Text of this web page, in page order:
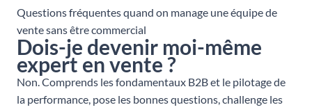
Questions fréquentes quand on manage une équipe de
vente sans être commercial
Dois-je devenir moi-même
expert en vente ?
Non. Comprends les fondamentaux B2B et le pilotage de
la performance, pose les bonnes questions, challenge les